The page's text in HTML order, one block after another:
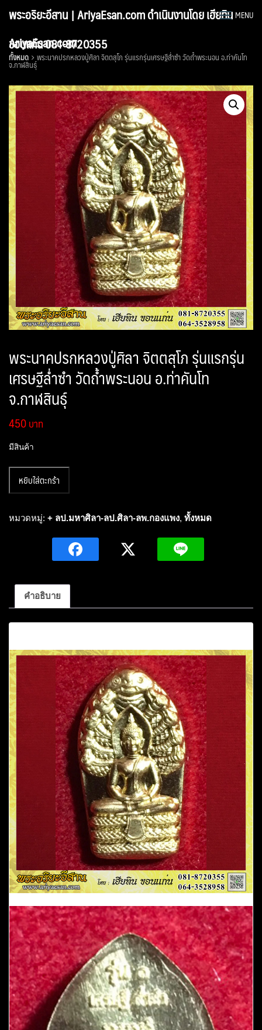
พระอริยะอีสาน | AriyaEsan.com ดำเนินงานโดย เฮียทิน
ขอนแก่น 081-8720355
MENU
AriyaEsan.com
ทั้งหมด พระนาคปรกหลวงปู่ศิลา จิตตสุโภ รุ่นแรกรุ่นเศรษฐีล่ำซำ วัดถ้ำพระนอน อ.ท่าคันโท
จ.กาฬสินธุ์
พระนาคปรกหลวงปู่ศิลา จิตตสุโภ รุ่นแรกรุ่น
เศรษฐีล่ำซำ วัดถ้ำพระนอน อ.ท่าคันโท
จ.กาฬสินธุ์
450
มีสินค้า
พระ
หลวง
รุ่น
เศรษฐี
ซำ
วัด
ถ้ำ
พระ
นอน
อ.ท่าคันโท
จ.กาฬสินธุ์
ชิ้น
หยิบใส่ตะกร้า
หมวดหมู่: + ลป.มหาศิลา-ลป.ศิลา-ลพ.กองแพง, ทั้งหมด
คำอธิบาย